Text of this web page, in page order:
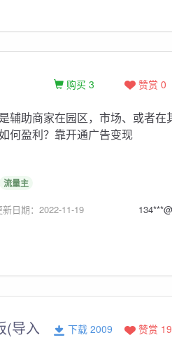
赞赏 0
购买 3
辅助商家在园区，市场、或者在
何盈利？靠开通广告变现
流量主
新日期：2022-11-19
(导入 赞赏 19
下载 2009